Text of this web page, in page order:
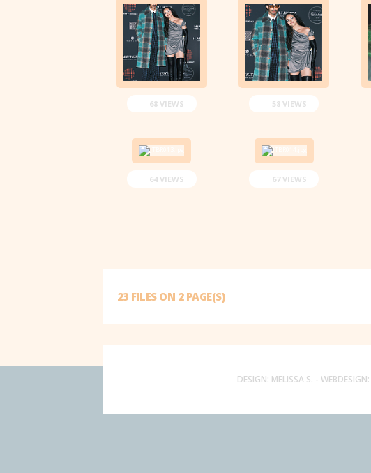
68 VIEWS 58 VIEWS
64 VIEWS 67 VIEWS
23 FILES ON 2 PAGE(S)
DESIGN: MELISSA S. - WEBDESIGN: